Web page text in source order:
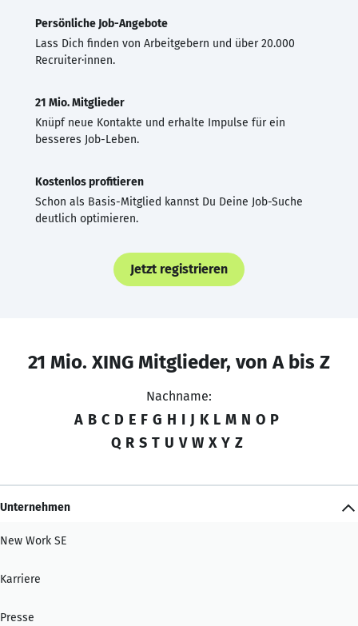
Persönliche Job-Angebote
Lass Dich finden von Arbeitgebern und über 20.000
Recruiter·innen.
21 Mio. Mitglieder
Knüpf neue Kontakte und erhalte Impulse für ein
besseres Job-Leben.
Kostenlos profitieren
Schon als Basis-Mitglied kannst Du Deine Job-Suche
deutlich optimieren.
Jetzt registrieren
21 Mio. XING Mitglieder, von A bis Z
Nachname:
A B C D E F G H I J K L M N O P
Q R S T U V W X Y Z
Unternehmen
New Work SE
Karriere
Presse